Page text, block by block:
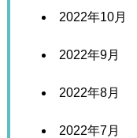
2022年10月
2022年9月
2022年8月
2022年7月